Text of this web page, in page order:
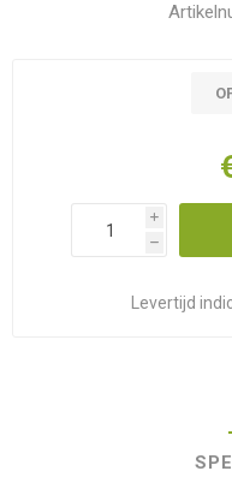
i
h
Levertijd